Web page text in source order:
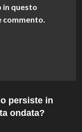
in questo
commento.
persiste in
ondata?